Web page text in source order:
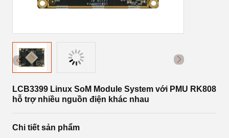
LCB3399 Linux SoM Module System với PMU RK808
hỗ trợ nhiều nguồn điện khác nhau
Chi tiết sản phẩm